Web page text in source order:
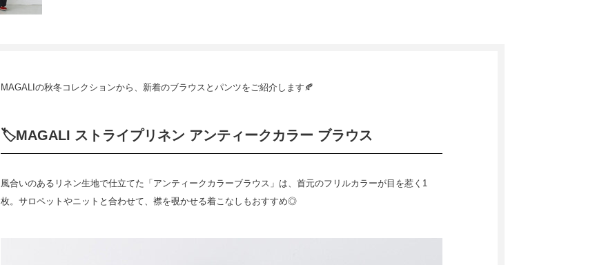
MAGALIの秋冬コレクションから、新着のブラウスとパンツをご紹介します🍂
🏷️MAGALI ストライプリネン アンティークカラー ブラウス
風合いのあるリネン生地で仕立てた「アンティークカラーブラウス」は、首元のフリルカラーが目を惹く1
枚。サロペットやニットと合わせて、襟を覗かせる着こなしもおすすめ◎